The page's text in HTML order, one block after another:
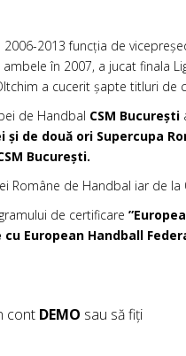
2013 funcția de
în 2007, a jucat finala
a cucerit șapte titluri de
de Handbal CSM București
și de două ori Supercupa
București.
Române de Handbal iar de
de certificare
European Handball
cont DEMO sau să fiți